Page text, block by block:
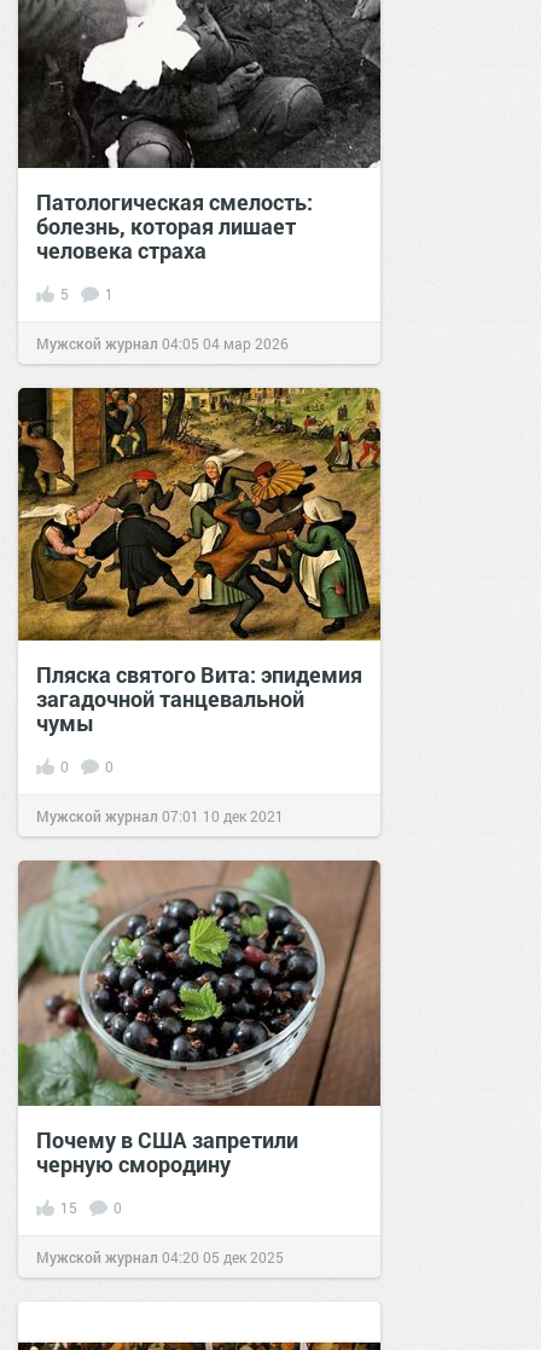
Патологическая смелость:
болезнь, которая лишает
человека страха
5 1
Мужской журнал 04:05 04 мар 2026
Пляска святого Вита: эпидемия
загадочной танцевальной
чумы
0 0
Мужской журнал 07:01 10 дек 2021
Почему в США запретили
черную смородину
15 0
Мужской журнал 04:20 05 дек 2025